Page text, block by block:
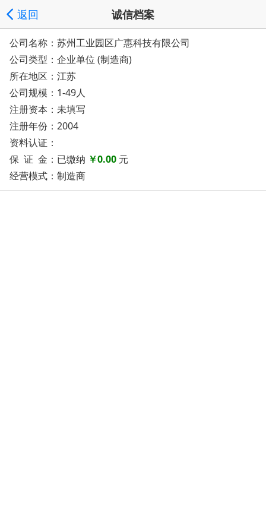
返回 诚信档案
公司名称：苏州工业园区广惠科技有限公司
公司类型：企业单位 (制造商)
所在地区：江苏
公司规模：1-49人
注册资本：未填写
注册年份：2004
资料认证：
保 证 金：已缴纳 ￥0.00 元
经营模式：制造商